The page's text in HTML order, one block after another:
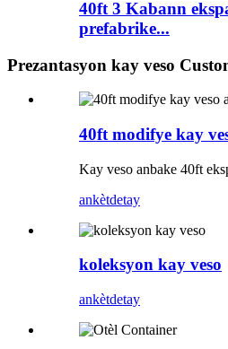
40ft 3 Kabann
prefabrike...
Prezantasyon kay veso
40ft modifye kay
Kay veso anbake 40ft
ankètdetay
koleksyon kay veso
ankètdetay